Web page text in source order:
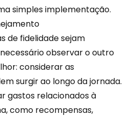
simples implementação.
de fidelidadesejam
observar o outro
considerar as
surgir ao longo da jornada.
gastos relacionados à
como recompensas,